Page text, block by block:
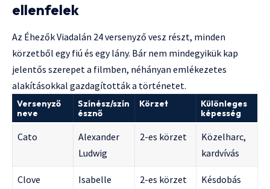
ellenfelek
Az Éhezők Viadalán 24 versenyző vesz részt, minden
körzetből egy fiú és egy lány. Bár nem mindegyikük kap
jelentős szerepet a filmben, néhányan emlékezetes
alakításokkal gazdagították a történetet.
Versenyző
neve
Színész/szín
észnő
Körzet
Különleges
képesség
Cato
Alexander
Ludwig
2-es körzet
Közelharc,
kardvívás
Clove
Isabelle
2-es körzet Késdobás